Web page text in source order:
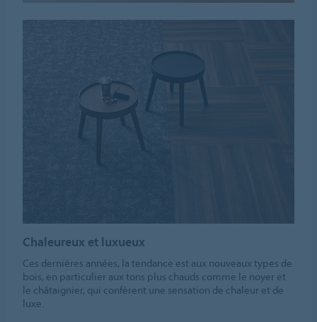
Chaleureux et luxueux
Ces dernières années, la tendance est aux nouveaux types de
bois, en particulier aux tons plus chauds comme le noyer et
le châtaignier, qui confèrent une sensation de chaleur et de
luxe.